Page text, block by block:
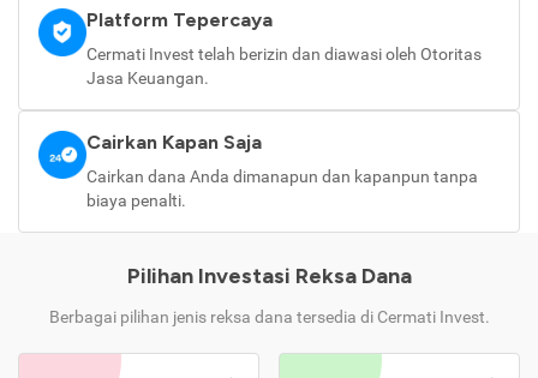
Platform Tepercaya
Cermati Invest telah berizin dan diawasi oleh Otoritas
Jasa Keuangan.
Cairkan Kapan Saja
Cairkan dana Anda dimanapun dan kapanpun tanpa
biaya penalti.
Pilihan Investasi Reksa Dana
Berbagai pilihan jenis reksa dana tersedia di Cermati Invest.